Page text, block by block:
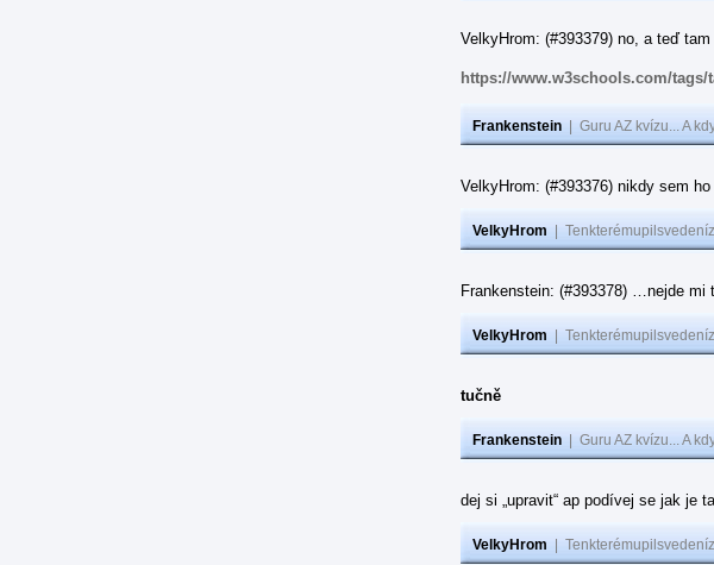
VelkyHrom: (#393379) no, a teď
https://www.w3schools.com/tags/
Frankenstein Guru AZ kvízu... A
VelkyHrom: (#393376) nikdy sem
VelkyHrom
Frankenstein: (#393378) …nejde
VelkyHrom
tučně
Frankenstein Guru AZ kvízu... A
dej si „upravit“ ap podívej se jak je
VelkyHrom